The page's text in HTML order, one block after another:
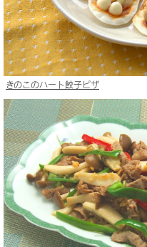
きのこのハート餃子ピザ